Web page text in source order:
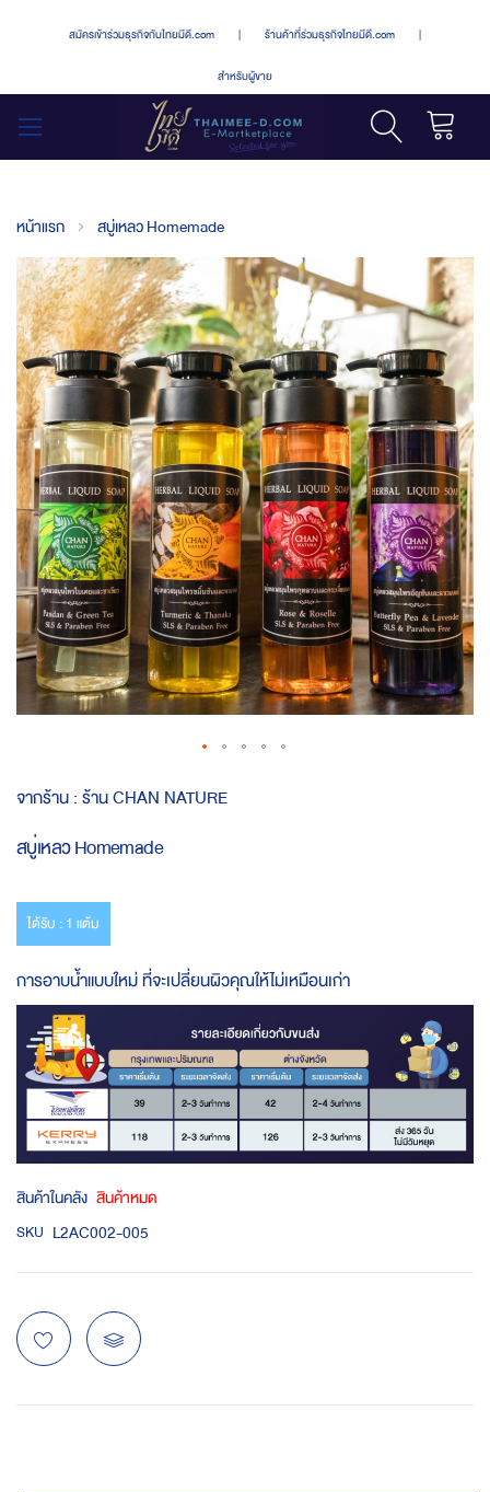
สมัครเข้าร่วมธุรกิจกับไทยมีดี.com | ร้านค้าที่ร่วมธุรกิจไทยมีดี.com |
สำหรับผู้ขาย
หน้าแรก สบู่เหลว Homemade
Skip
to
the
end
of
the
images
gallery
to
beginning
the
images
gallery
จากร้าน :ร้าน CHAN NATURE
สบู่เหลว Homemade
ได้รับ : 1 แต้ม
การอาบน้ำแบบใหม่ ที่จะเปลี่ยนผิวคุณให้ไม่เหมือนเก่า
สินค้าในคลัง สินค้าหมด
SKU L2AC002-005